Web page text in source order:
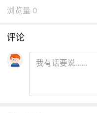
浏览量 0
评论